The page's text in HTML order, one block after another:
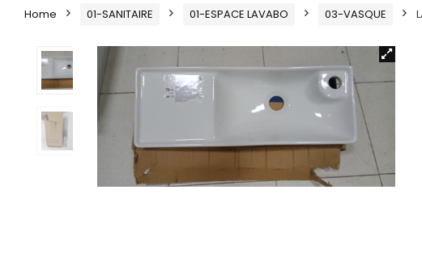
Home 01-SANITAIRE 01-ESPACE LAVABO 03-VASQUE